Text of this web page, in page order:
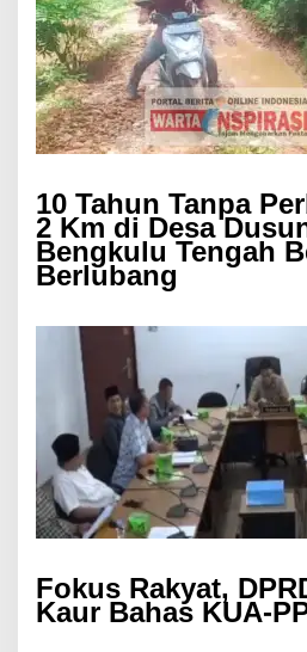
10 Tahun Tanpa
2 Km di Desa
Bengkulu Tengah
Berlubang
Fokus Rakyat,
Kaur Bahas KUA-